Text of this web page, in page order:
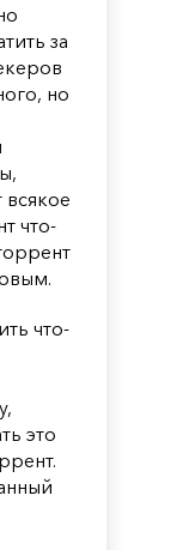
за
но
что-
что-
это